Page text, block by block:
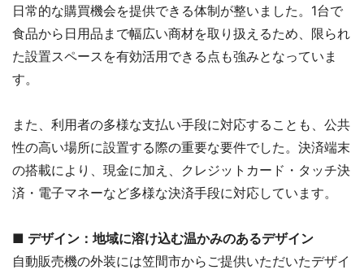
日常的な購買機会を提供できる体制が整いました。1台で
食品から日用品まで幅広い商材を取り扱えるため、限られ
た設置スペースを有効活用できる点も強みとなっていま
す。
また、利用者の多様な支払い手段に対応することも、公共
性の高い場所に設置する際の重要な要件でした。決済端末
の搭載により、現金に加え、クレジットカード・タッチ決
済・電子マネーなど多様な決済手段に対応しています。
■ デザイン：地域に溶け込む温かみのあるデザイン
自動販売機の外装には笠間市からご提供いただいたデザイ